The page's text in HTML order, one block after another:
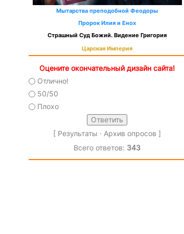
Мытарства преподобной Феодоры
Пророк Илия и Енох
Страшный Суд Божий. Видение Григория
Царская Империя
Оцените окончательный дизайн сайта!
Отлично!
50/50
Плохо
[ Результаты · Архив опросов ]
Всего ответов: 343